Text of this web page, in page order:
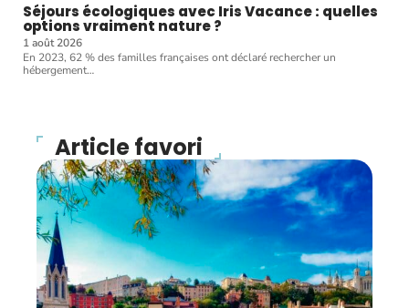
Séjours écologiques avec Iris Vacance : quelles
options vraiment nature ?
1 août 2026
En 2023, 62 % des familles françaises ont déclaré rechercher un
hébergement…
Article favori